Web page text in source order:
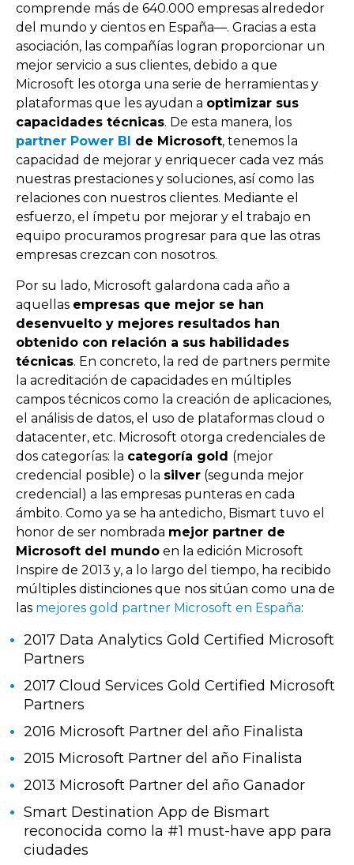
comprende más de 640.000 empresas alrededor
del mundo y cientos en España—. Gracias a esta
asociación, las compañías logran proporcionar un
mejor servicio a sus clientes, debido a que
Microsoft les otorga una serie de herramientas y
plataformas que les ayudan a optimizar sus
capacidades técnicas. De esta manera, los
partner Power BI de Microsoft, tenemos la
capacidad de mejorar y enriquecer cada vez más
nuestras prestaciones y soluciones, así como las
relaciones con nuestros clientes. Mediante el
esfuerzo, el ímpetu por mejorar y el trabajo en
equipo procuramos progresar para que las otras
empresas crezcan con nosotros.
Por su lado, Microsoft galardona cada año a
aquellas empresas que mejor se han
desenvuelto y mejores resultados han
obtenido con relación a sus habilidades
técnicas. En concreto, la red de partners permite
la acreditación de capacidades en múltiples
campos técnicos como la creación de aplicaciones,
el análisis de datos, el uso de plataformas cloud o
datacenter, etc. Microsoft otorga credenciales de
dos categorías: la categoría gold (mejor
credencial posible) o la silver (segunda mejor
credencial) a las empresas punteras en cada
ámbito. Como ya se ha antedicho, Bismart tuvo el
honor de ser nombrada mejor partner de
Microsoft del mundo en la edición Microsoft
Inspire de 2013 y, a lo largo del tiempo, ha recibido
múltiples distinciones que nos sitúan como una de
las mejores gold partner Microsoft en España:
2017 Data Analytics Gold Certified Microsoft
Partners
2017 Cloud Services Gold Certified Microsoft
Partners
2016 Microsoft Partner del año Finalista
2015 Microsoft Partner del año Finalista
2013 Microsoft Partner del año Ganador
Smart Destination App de Bismart
reconocida como la #1 must-have app para
ciudades